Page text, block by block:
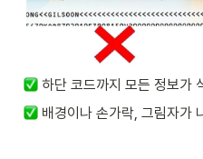
하단 코드까지 모든 정보가
배경이나 손가락, 그림자가